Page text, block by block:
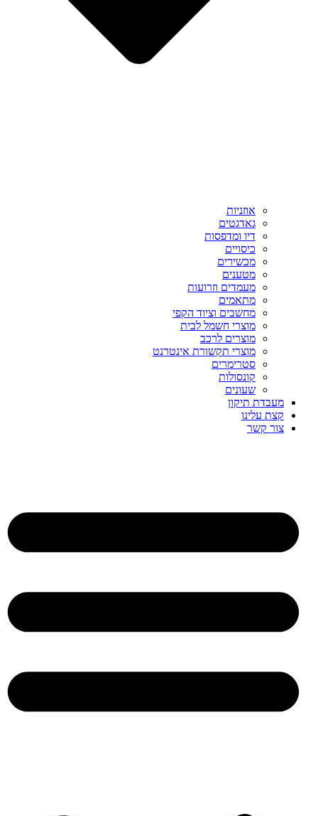
אוזניות
גאדגטים
דיו ומדפסות
כיסויים
מכשירים
מטענים
מעמדים וזרועות
מתאמים
מחשבים וציוד הקפי
מוצרי חשמל לבית
מוצרים לרכב
מוצרי תקשורת אינטרנט
סטרימרים
קונסולות
שעונים
מעבדת תיקון
קצת עלינו
צור קשר